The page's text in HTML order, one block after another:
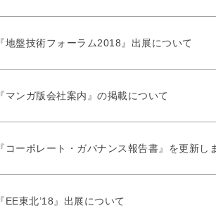
『地盤技術フォーラム2018』出展について
『マンガ版会社案内』の掲載について
『コーポレート・ガバナンス報告書』を更新し
『EE東北’18』出展について